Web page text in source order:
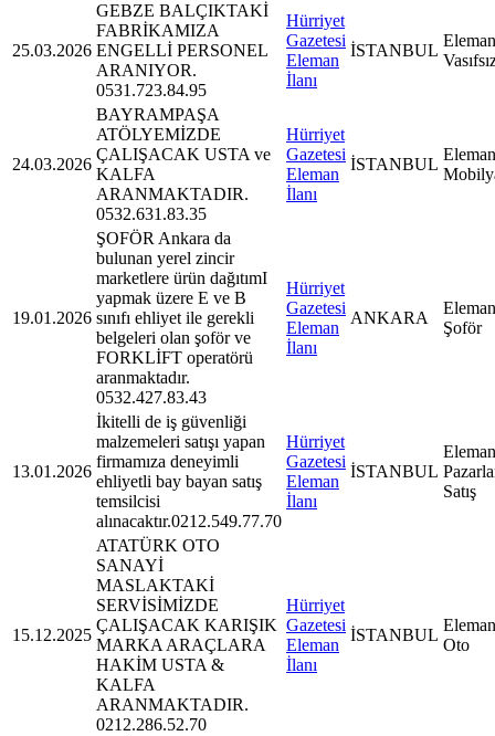
25.03.2026
GEBZE BALÇIKTAKİ
FABRİKAMIZA
ENGELLİ PERSONEL
ARANIYOR.
0531.723.84.95
Hürriyet
Gazetesi
Eleman
İlanı
İSTANBUL
24.03.2026
BAYRAMPAŞA
ATÖLYEMİZDE
ÇALIŞACAK USTA ve
KALFA
ARANMAKTADIR.
0532.631.83.35
Hürriyet
Gazetesi
Eleman
İlanı
İSTANBUL
19.01.2026
ŞOFÖR Ankara da
bulunan yerel zincir
marketlere ürün dağıtımI
yapmak üzere E ve B
sınıfı ehliyet ile gerekli
belgeleri olan şoför ve
FORKLİFT operatörü
aranmaktadır.
0532.427.83.43
Hürriyet
Gazetesi
Eleman
İlanı
ANKARA
Şoför
13.01.2026
İkitelli de iş güvenliği
malzemeleri satışı yapan
firmamıza deneyimli
ehliyetli bay bayan satış
temsilcisi
alınacaktır.0212.549.77.70
Hürriyet
Gazetesi
Eleman
İlanı
İSTANBUL
Satış
15.12.2025
ATATÜRK OTO
SANAYİ
MASLAKTAKİ
SERVİSİMİZDE
ÇALIŞACAK KARIŞIK
MARKA ARAÇLARA
HAKİM USTA &
KALFA
ARANMAKTADIR.
0212.286.52.70
Hürriyet
Gazetesi
Eleman
İlanı
İSTANBUL
Oto